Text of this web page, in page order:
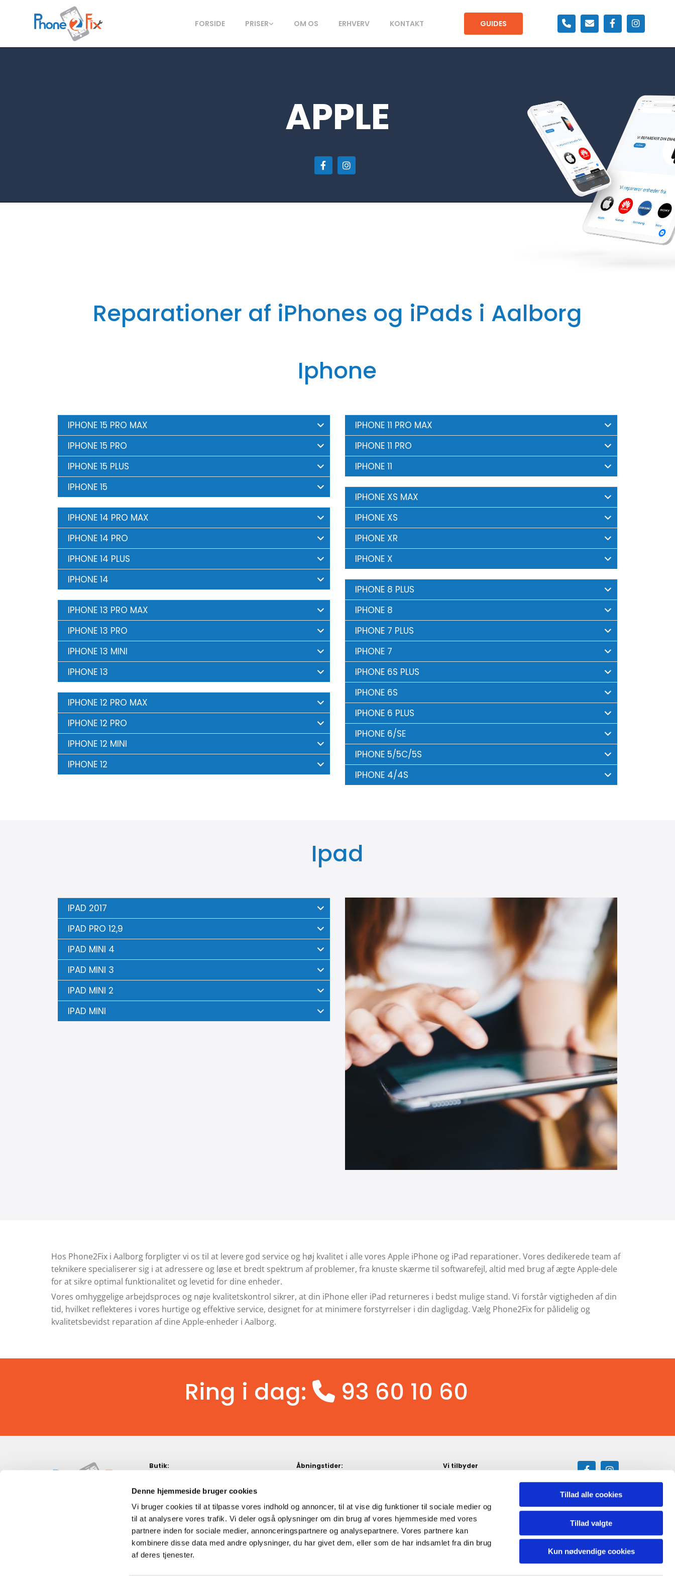
Denne hjemmeside bruger cookies
Vi bruger cookies til at tilpasse vores indhold og annoncer, til at vise dig funktioner til sociale medier og
til at analysere vores trafik. Vi deler også oplysninger om din brug af vores hjemmeside med vores
partnere inden for sociale medier, annonceringspartnere og analysepartnere. Vores partnere kan
kombinere disse data med andre oplysninger, du har givet dem, eller som de har indsamlet fra din brug
af deres tjenester.
Tillad alle cookies
Tillad valgte
Kun nødvendige cookies
FORSIDE PRISER OM OS ERHVERV KONTAKT GUIDES
APPLE
Reparationer af iPhones og iPads i Aalborg
Iphone
IPHONE 15 PRO MAX
IPHONE 15 PRO
IPHONE 15 PLUS
IPHONE 15
IPHONE 14 PRO MAX
IPHONE 14 PRO
IPHONE 14 PLUS
IPHONE 14
IPHONE 13 PRO MAX
IPHONE 13 PRO
IPHONE 13 MINI
IPHONE 13
IPHONE 12 PRO MAX
IPHONE 12 PRO
IPHONE 12 MINI
IPHONE 12
IPHONE 11 PRO MAX
IPHONE 11 PRO
IPHONE 11
IPHONE XS MAX
IPHONE XS
IPHONE XR
IPHONE X
IPHONE 8 PLUS
IPHONE 8
IPHONE 7 PLUS
IPHONE 7
IPHONE 6S PLUS
IPHONE 6S
IPHONE 6 PLUS
IPHONE 6/SE
IPHONE 5/5C/5S
IPHONE 4/4S
Ipad
IPAD 2017
IPAD PRO 12,9
IPAD MINI 4
IPAD MINI 3
IPAD MINI 2
IPAD MINI
Hos Phone2Fix i Aalborg forpligter vi os til at levere god service og høj kvalitet i alle vores Apple iPhone og iPad reparationer. Vores dedikerede team af
teknikere specialiserer sig i at adressere og løse et bredt spektrum af problemer, fra knuste skærme til softwarefejl, altid med brug af ægte Apple-dele
for at sikre optimal funktionalitet og levetid for dine enheder.
Vores omhyggelige arbejdsproces og nøje kvalitetskontrol sikrer, at din iPhone eller iPad returneres i bedst mulige stand. Vi forstår vigtigheden af din
tid, hvilket reflekteres i vores hurtige og effektive service, designet for at minimere forstyrrelser i din dagligdag. Vælg Phone2Fix for pålidelig og
kvalitetsbevidst reparation af dine Apple-enheder i Aalborg.
Ring i dag:  93 60 10 60
Butik:
Åbningstider:
Søndag
Lukket
Vi tilbyder
 Stort udvalg af tilbehør